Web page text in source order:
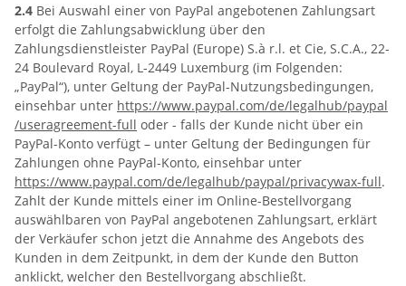
2.4 Bei Auswahl einer von PayPal angebotenen Zahlungsart
erfolgt die Zahlungsabwicklung über den
Zahlungsdienstleister PayPal (Europe) S.à r.l. et Cie, S.C.A., 22-
24 Boulevard Royal, L-2449 Luxemburg (im Folgenden:
„PayPal“), unter Geltung der PayPal-Nutzungsbedingungen,
einsehbar unter https://www.paypal.com/de/legalhub/paypal
/useragreement-full oder - falls der Kunde nicht über ein
PayPal-Konto verfügt – unter Geltung der Bedingungen für
Zahlungen ohne PayPal-Konto, einsehbar unter
https://www.paypal.com/de/legalhub/paypal/privacywax-full.
Zahlt der Kunde mittels einer im Online-Bestellvorgang
auswählbaren von PayPal angebotenen Zahlungsart, erklärt
der Verkäufer schon jetzt die Annahme des Angebots des
Kunden in dem Zeitpunkt, in dem der Kunde den Button
anklickt, welcher den Bestellvorgang abschließt.